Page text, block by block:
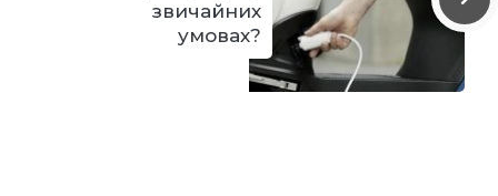
звичайних
умовах?